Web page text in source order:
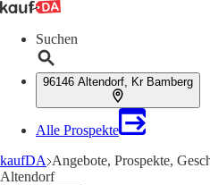
Suchen
96146 Altendorf, Kr Bamberg
Alle Prospekte
kaufDA Angebote, Prospekte,
Altendorf